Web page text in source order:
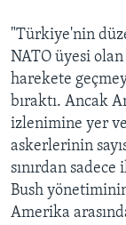
ÇEVRE
HAYATTAN
SANAT
FOTO GALERİ
BIZI TAKIP EDIN
Diller
"Türkiye'nin
NATO üyesi
harekete
bıraktı. Ancak
izlenimine yer
askerlerinin
sınırdan
Bush
Amerika